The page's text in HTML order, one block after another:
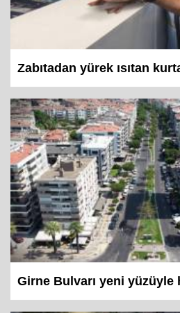
Zabıtadan yürek ısıtan
Girne Bulvarı yeni yüzüyle